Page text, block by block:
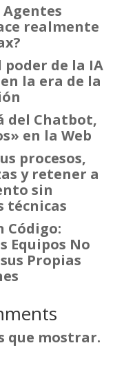
realmente
poder de la IA
la era de la
del Chatbot,
en la Web
procesos,
y retener a
sin
técnicas
Código:
Equipos No
Propias
que mostrar.